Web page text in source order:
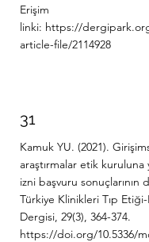
Erişim
linki: https://
article-file/2114928
31
Kamuk YU. (2021).
araştırmalar etik kuruluna
izni başvuru
Türkiye Klinikleri Tıp
Dergisi, 29(3), 364-374.
https://doi.org/10.5336/